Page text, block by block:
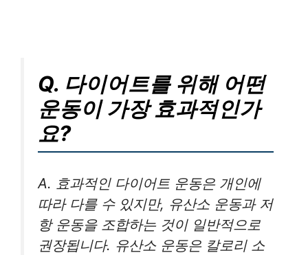
Q. 다이어트를 위해 어떤
운동이 가장 효과적인가
요?
A. 효과적인 다이어트 운동은 개인에
따라 다를 수 있지만, 유산소 운동과 저
항 운동을 조합하는 것이 일반적으로
권장됩니다. 유산소 운동은 칼로리 소